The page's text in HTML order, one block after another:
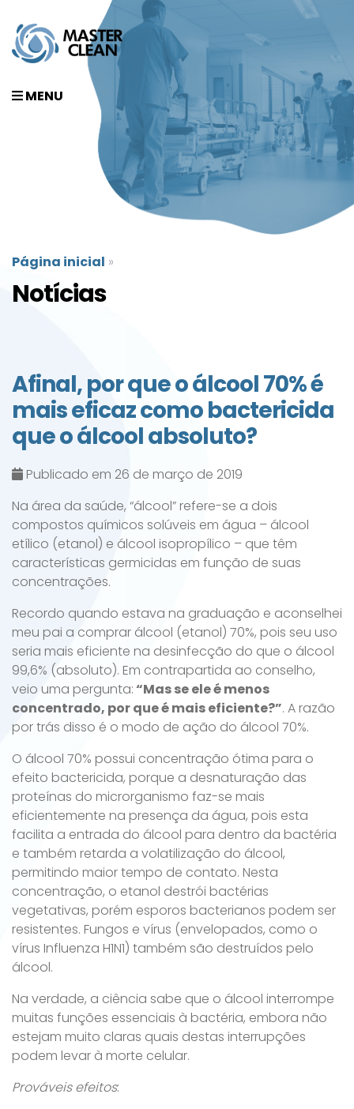
MENU
Página inicial »
Notícias
Afinal, por que o álcool 70% é
mais eficaz como bactericida
que o álcool absoluto?
Publicado em 26 de março de 2019
Na área da saúde, “álcool” refere-se a dois
compostos químicos solúveis em água – álcool
etílico (etanol) e álcool isopropílico – que têm
características germicidas em função de suas
concentrações.
Recordo quando estava na graduação e aconselhei
meu pai a comprar álcool (etanol) 70%, pois seu uso
seria mais eficiente na desinfecção do que o álcool
99,6% (absoluto). Em contrapartida ao conselho,
veio uma pergunta:“Mas se ele é menos
concentrado, por que é mais eficiente?”. A razão
por trás disso é o modo de ação do álcool 70%.
O álcool 70% possui concentração ótima para o
efeito bactericida, porque a desnaturação das
proteínas do microrganismo faz-se mais
eficientemente na presença da água, pois esta
facilita a entrada do álcool para dentro da bactéria
e também retarda a volatilização do álcool,
permitindo maior tempo de contato. Nesta
concentração, o etanol destrói bactérias
vegetativas, porém esporos bacterianos podem ser
resistentes. Fungos e vírus (envelopados, como o
vírus Influenza H1N1) também são destruídos pelo
álcool.
Na verdade, a ciência sabe que o álcool interrompe
muitas funções essenciais à bactéria, embora não
estejam muito claras quais destas interrupções
podem levar à morte celular.
Prováveis efeitos: